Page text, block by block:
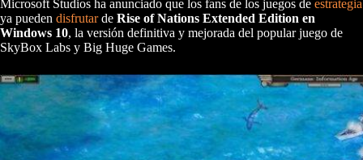
Microsoft Studios ha anunciado que los fans de los juegos de estrategia
ya pueden disfrutarde Rise of Nations Extended Edition en
Windows 10, la versión definitiva y mejorada del popular juego de
SkyBox Labs y Big Huge Games.